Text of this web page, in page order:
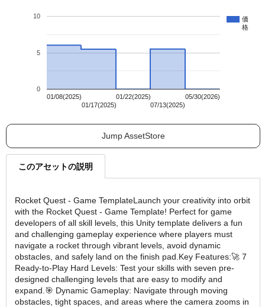
価
格
01/08(2025)
01/17(2025)
01/22(2025)
07/13(2025)
05/30(2026)
0
5
10
Jump AssetStore
このアセットの説明
Rocket Quest - Game TemplateLaunch your creativity into orbit
with the Rocket Quest - Game Template! Perfect for game
developers of all skill levels, this Unity template delivers a fun
and challenging gameplay experience where players must
navigate a rocket through vibrant levels, avoid dynamic
obstacles, and safely land on the finish pad.Key Features:🚀 7
Ready-to-Play Hard Levels: Test your skills with seven pre-
designed challenging levels that are easy to modify and
expand.🎯 Dynamic Gameplay: Navigate through moving
obstacles, tight spaces, and areas where the camera zooms in